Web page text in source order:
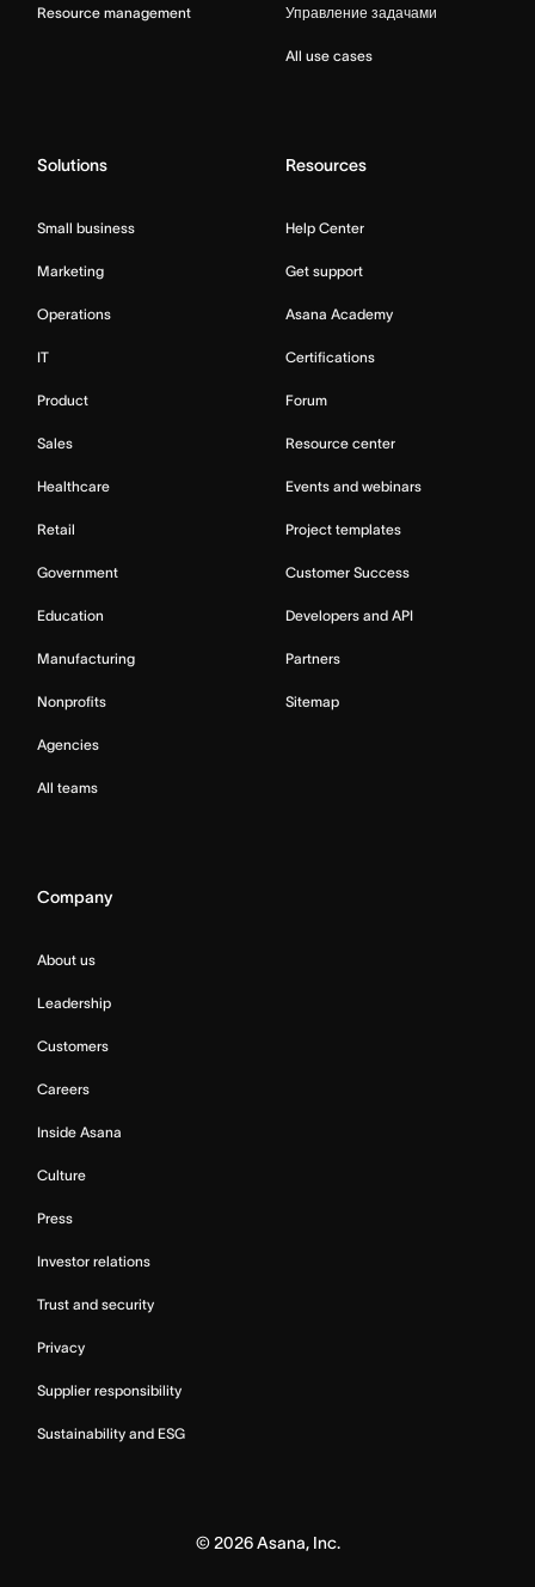
Resource management Управление задачами
All use cases
Solutions
Small business
Marketing
Operations
IT
Product
Sales
Healthcare
Retail
Government
Education
Manufacturing
Nonprofits
Agencies
All teams
Resources
Help Center
Get support
Asana Academy
Certifications
Forum
Resource center
Events and webinars
Project templates
Customer Success
Developers and API
Partners
Sitemap
Company
About us
Leadership
Customers
Careers
Inside Asana
Culture
Press
Investor relations
Trust and security
Privacy
Supplier responsibility
Sustainability and ESG
© 2026Asana, Inc.